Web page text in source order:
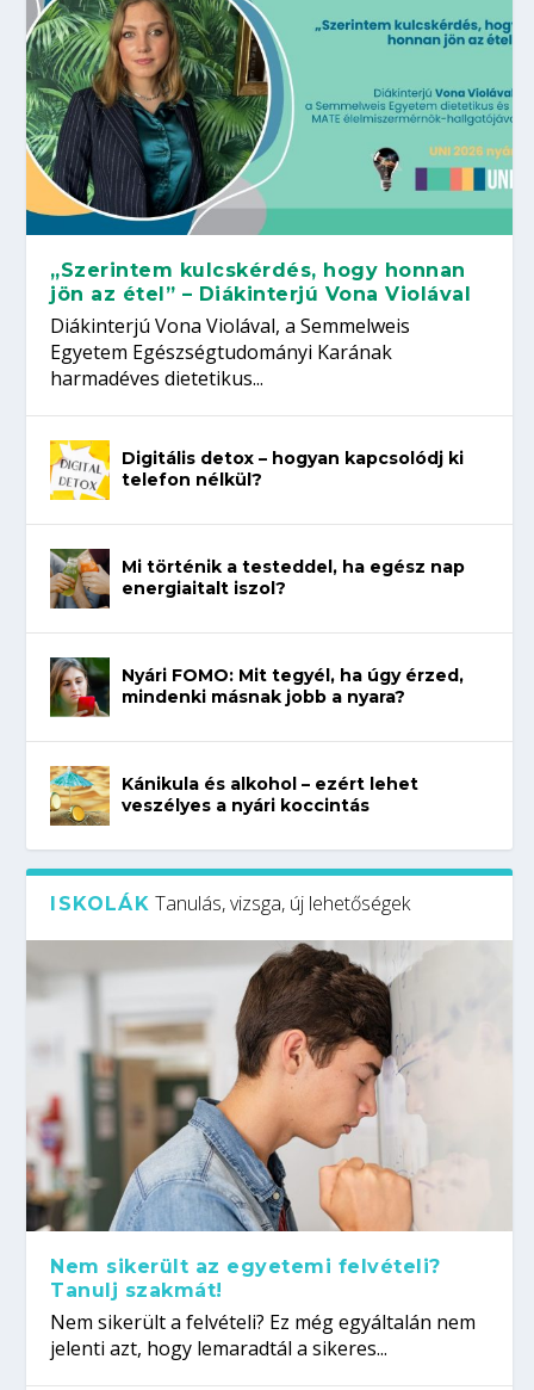
„Szerintem kulcskérdés, hogy honnan
jön az étel” – Diákinterjú Vona Violával
Diákinterjú Vona Violával, a Semmelweis
Egyetem Egészségtudományi Karának
harmadéves dietetikus...
Digitális detox – hogyan kapcsolódj ki
telefon nélkül?
Mi történik a testeddel, ha egész nap
energiaitalt iszol?
Nyári FOMO: Mit tegyél, ha úgy érzed,
mindenki másnak jobb a nyara?
Kánikula és alkohol – ezért lehet
veszélyes a nyári koccintás
ISKOLÁK Tanulás, vizsga, új lehetőségek
Nem sikerült az egyetemi felvételi?
Tanulj szakmát!
Nem sikerült a felvételi? Ez még egyáltalán nem
jelenti azt, hogy lemaradtál a sikeres...